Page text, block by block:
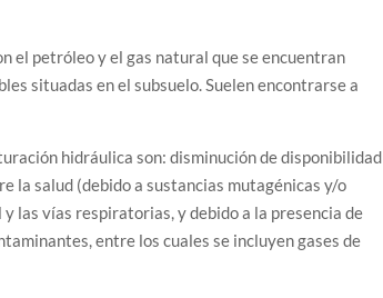
el petróleo y el gas natural que se encuentran
situadas en el subsuelo. Suelen encontrarse a
hidráulica son: disminución de disponibilidad
la salud (debido a sustancias mutagénicas y/o
las vías respiratorias, y debido a la presencia de
entre los cuales se incluyen gases de